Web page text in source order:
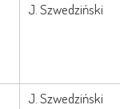
J. Szwedziński
J. Szwedziński